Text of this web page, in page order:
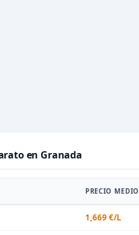
en Granada
PRECIO MEDIO
1,669 €/L